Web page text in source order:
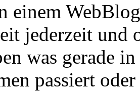
einem
jederzeit und
was gerade
passiert